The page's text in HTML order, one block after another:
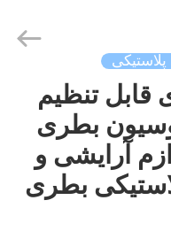
قابل تنظیم
بطری
آرایشی و
بطری